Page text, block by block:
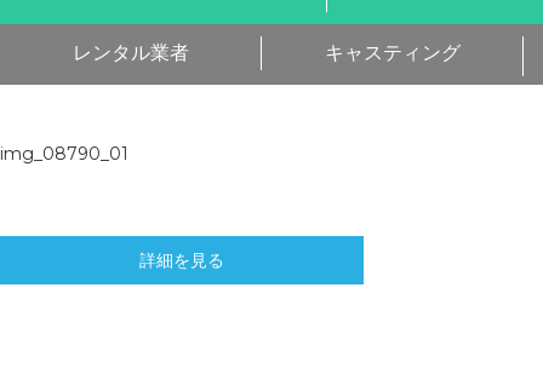
レンタル業者 キャスティング
img_08790_01
詳細を見る